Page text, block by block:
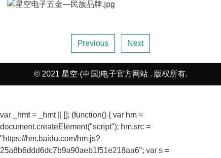
Previous Next
© 2021 星空·(中国)电子官方网站 . 版权所有.
var _hmt = _hmt || []; (function() { var hm =
document.createElement("script"); hm.src =
"https://hm.baidu.com/hm.js?
25a8b6ddd6dc7b9a90aeb1f51e218aa6"; var s =